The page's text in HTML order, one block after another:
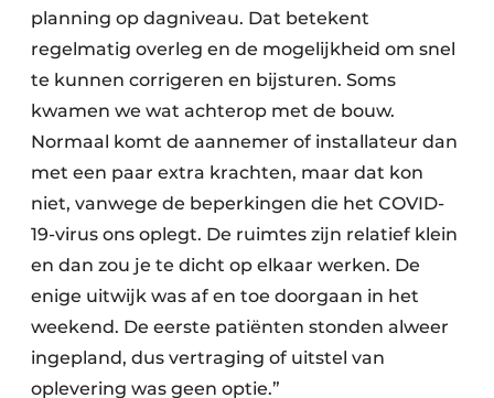
planning op dagniveau. Dat betekent
regelmatig overleg en de mogelijkheid om snel
te kunnen corrigeren en bijsturen. Soms
kwamen we wat achterop met de bouw.
Normaal komt de aannemer of installateur dan
met een paar extra krachten, maar dat kon
niet, vanwege de beperkingen die het COVID-
19-virus ons oplegt. De ruimtes zijn relatief klein
en dan zou je te dicht op elkaar werken. De
enige uitwijk was af en toe doorgaan in het
weekend. De eerste patiënten stonden alweer
ingepland, dus vertraging of uitstel van
oplevering was geen optie.”